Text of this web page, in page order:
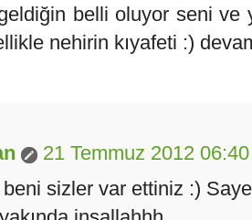
belli oluyor seni ve
nehirin kıyafeti :)
21 Temmuz 2012 06:40
sizler var ettiniz :)